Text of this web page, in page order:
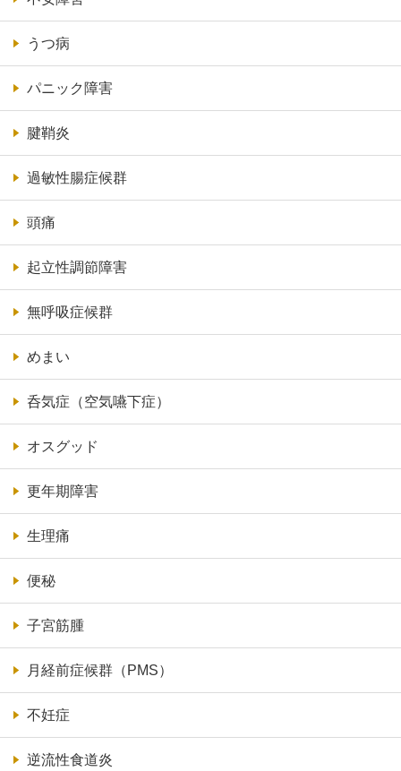
うつ病
パニック障害
腱鞘炎
過敏性腸症候群
頭痛
起立性調節障害
無呼吸症候群
めまい
呑気症（空気嚥下症）
オスグッド
更年期障害
生理痛
便秘
子宮筋腫
月経前症候群（PMS）
不妊症
逆流性食道炎